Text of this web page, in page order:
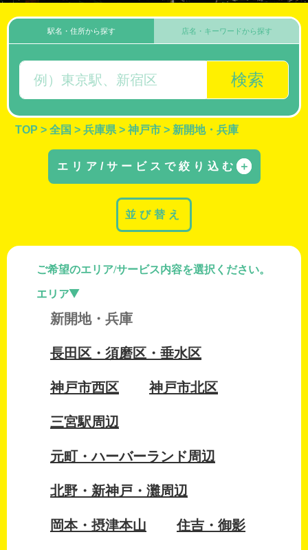
駅名・住所から探す
検索
店名・キーワードから探す
TOP > 全国 > 兵庫県 > 神戸市 > 新開地・兵庫
エリア/サービスで絞り込む ＋
ご希望のエリア/サービス内容を選択ください。
エリア
新開地・兵庫
長田区・須磨区・垂水区
神戸市西区 神戸市北区
三宮駅周辺
元町・ハーバーランド周辺
北野・新神戸・灘周辺
岡本・摂津本山 住吉・御影
並び替え